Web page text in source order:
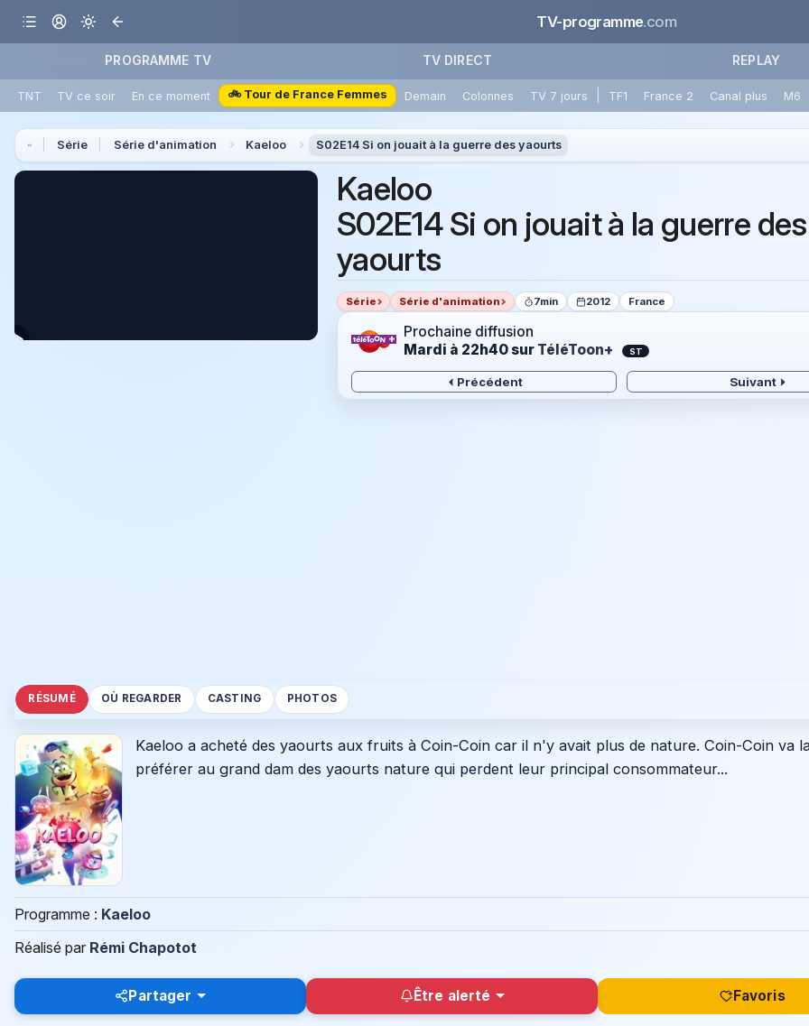
TV-programme.com
PROGRAMME TV TV DIRECT REPLAY
TNT TV ce soir En ce moment 🚲 Tour de France Femmes Demain Colonnes TV 7 jours TF1 France 2 Canal plus M6
Série Série d'animation Kaeloo S02E14 Si on jouait à la guerre des yaourts
Kaeloo
S02E14 Si on jouait à la guerre des
yaourts
Série Série d'animation 7min 2012 France
Prochaine diffusion
Mardi à 22h40 sur TéléToon+ ST
Précédent Suivant
RÉSUMÉ OÙ REGARDER CASTING PHOTOS
Kaeloo a acheté des yaourts aux fruits à Coin-Coin car il n'y avait plus de nature. Coin-Coin va
préférer au grand dam des yaourts nature qui perdent leur principal consommateur...
Programme : Kaeloo
Réalisé par Rémi Chapotot
Partager Être alerté Favoris